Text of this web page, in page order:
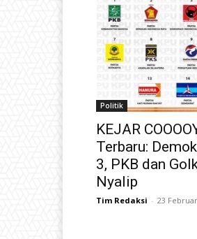
Politik
KEJAR
Terbaru:
3, PKB dan
Nyalip
Tim Redaksi - 23